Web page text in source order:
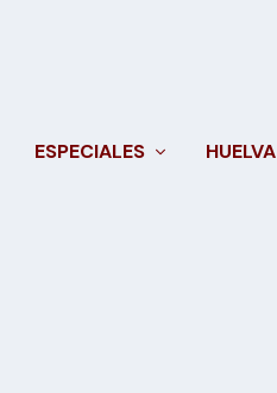
ESPECIALES HUELVA